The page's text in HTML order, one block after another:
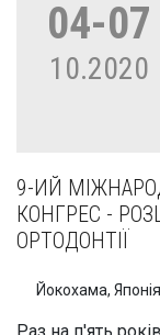
04-07
10.2020
9-ИЙ
КОНГРЕС -
ОРТОДОНТІЇ
Йокохама, Японія
Раз на п'ять